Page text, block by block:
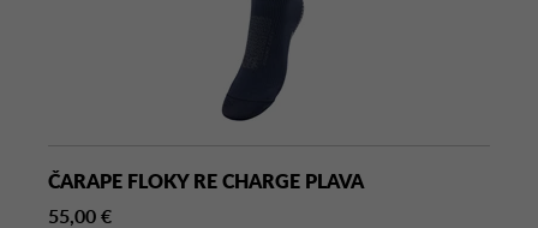
ČARAPE FLOKY RE CHARGE PLAVA
55,00 €